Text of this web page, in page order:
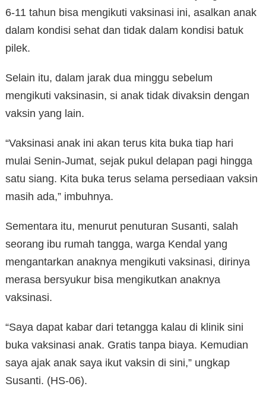
6-11 tahun bisa mengikuti vaksinasi ini, asalkan anak
dalam kondisi sehat dan tidak dalam kondisi batuk
pilek.
Selain itu, dalam jarak dua minggu sebelum
mengikuti vaksinasin, si anak tidak divaksin dengan
vaksin yang lain.
“Vaksinasi anak ini akan terus kita buka tiap hari
mulai Senin-Jumat, sejak pukul delapan pagi hingga
satu siang. Kita buka terus selama persediaan vaksin
masih ada,” imbuhnya.
Sementara itu, menurut penuturan Susanti, salah
seorang ibu rumah tangga, warga Kendal yang
mengantarkan anaknya mengikuti vaksinasi, dirinya
merasa bersyukur bisa mengikutkan anaknya
vaksinasi.
“Saya dapat kabar dari tetangga kalau di klinik sini
buka vaksinasi anak. Gratis tanpa biaya. Kemudian
saya ajak anak saya ikut vaksin di sini,” ungkap
Susanti. (HS-06).